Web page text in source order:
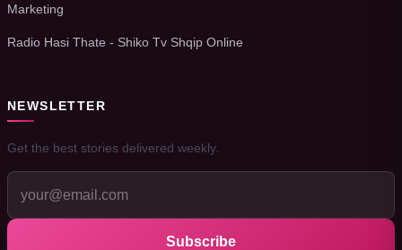
Marketing
Radio Hasi Thate - Shiko Tv Shqip Online
NEWSLETTER
Get the best stories delivered weekly.
Subscribe